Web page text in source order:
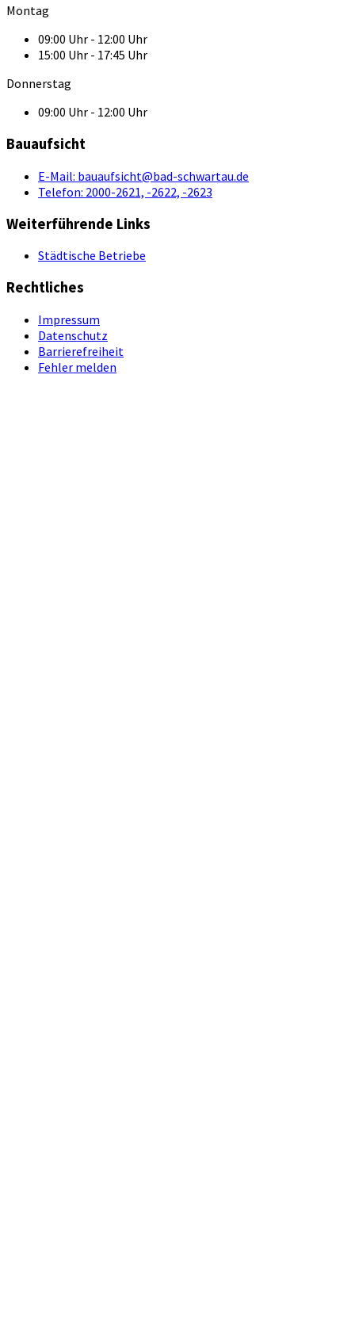
Montag
09:00 Uhr - 12:00 Uhr
15:00 Uhr - 17:45 Uhr
Donnerstag
09:00 Uhr - 12:00 Uhr
Bauaufsicht
E-Mail: bauaufsicht@bad-schwartau.de
Telefon: 2000-2621, -2622, -2623
Weiterführende Links
Städtische Betriebe
Rechtliches
Impressum
Datenschutz
Barrierefreiheit
Fehler melden